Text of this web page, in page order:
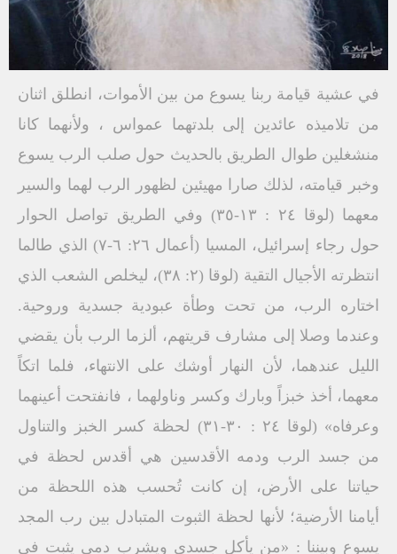
في عشية قيامة ربنا يسوع من بين الأموات، انطلق اثنان
من تلاميذه عائدين إلى بلدتهما عمواس ، ولأنهما كانا
منشغلين طوال الطريق بالحديث حول صلب الرب يسوع
وخبر قيامته، لذلك صارا مهيئين لظهور الرب لهما والسير
معهما (لوقا ٢٤ : ١٣-٣٥) وفي الطريق تواصل الحوار
حول رجاء إسرائيل، المسيا (أعمال ٢٦: ٦-٧) الذي طالما
انتظرته الأجيال التقية (لوقا (۲: ۳۸)، ليخلص الشعب الذي
اختاره الرب، من تحت وطأة عبودية جسدية وروحية.
وعندما وصلا إلى مشارف قريتهم، ألزما الرب بأن يقضي
الليل عندهما، لأن النهار أوشك على الانتهاء، فلما اتكاً
معهما، أخذ خبزاً وبارك وكسر وناولهما ، فانفتحت أعينهما
وعرفاه» (لوقا ٢٤ : ٣٠-٣١) لحظة كسر الخبز والتناول
من جسد الرب ودمه الأقدسين هي أقدس لحظة في
حياتنا على الأرض، إن كانت تُحسب هذه اللحظة من
أيامنا الأرضية؛ لأنها لحظة الثبوت المتبادل بين رب المجد
يسوع وبيننا : «من يأكل جسدي ويشرب دمي يثبت في